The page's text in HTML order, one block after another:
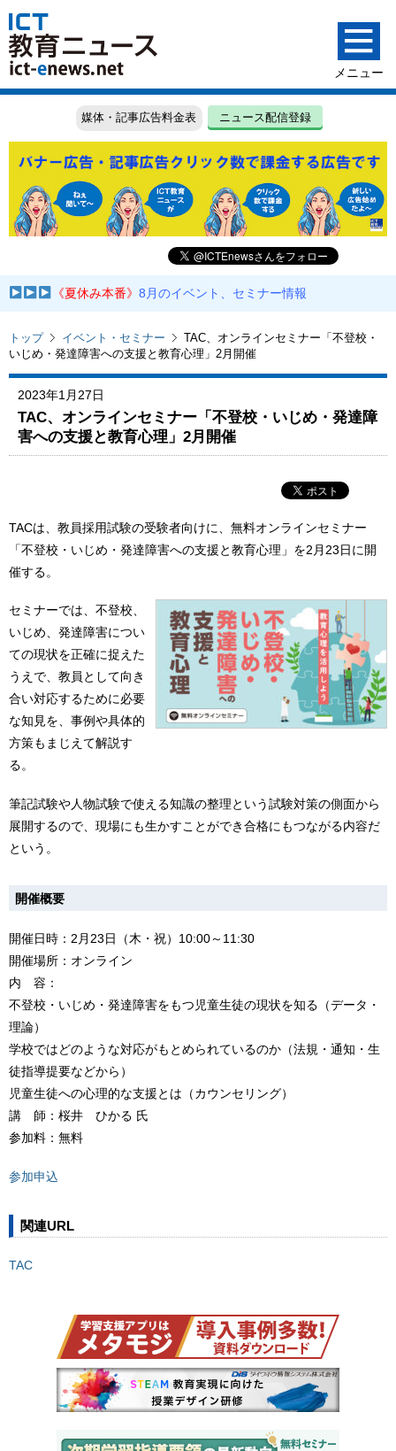
媒体・記事広告料金表 ニュース配信登録
《夏休み本番》8月のイベント、セミナー情報
トップ イベント・セミナー
TAC、オンラインセミナー「不登校・
いじめ・発達障害への支援と教育心理」2月開催
2023年1月27日
TAC、オンラインセミナー「不登校・いじめ・発達障
害への支援と教育心理」2月開催
TACは、教員採用試験の受験者向けに、無料オンラインセミナー
「不登校・いじめ・発達障害への支援と教育心理」を2月23日に開
催する。
セミナーでは、不登校、
いじめ、発達障害につい
ての現状を正確に捉えた
うえで、教員として向き
合い対応するために必要
な知見を、事例や具体的
方策もまじえて解説す
る。
筆記試験や人物試験で使える知識の整理という試験対策の側面から
展開するので、現場にも生かすことができ合格にもつながる内容だ
という。
開催概要
開催日時：2月23日（木・祝）10:00～11:30
開催場所：オンライン
内 容：
不登校・いじめ・発達障害をもつ児童生徒の現状を知る（データ・
理論）
学校ではどのような対応がもとめられているのか（法規・通知・生
徒指導提要などから）
児童生徒への心理的な支援とは（カウンセリング）
講 師：桜井 ひかる 氏
参加料：無料
参加申込
関連URL
TAC